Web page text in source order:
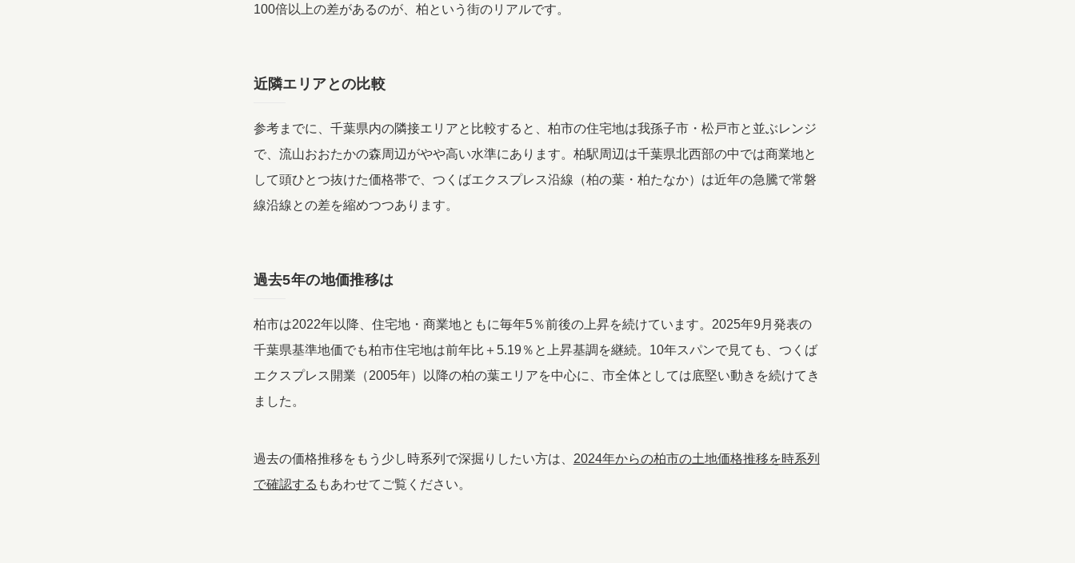
100倍以上の差があるのが、柏という街のリアルです。
近隣エリアとの比較
参考までに、千葉県内の隣接エリアと比較すると、柏市の住宅地は我孫子市・松戸市と並ぶレンジ
で、流山おおたかの森周辺がやや高い水準にあります。柏駅周辺は千葉県北西部の中では商業地と
して頭ひとつ抜けた価格帯で、つくばエクスプレス沿線（柏の葉・柏たなか）は近年の急騰で常磐
線沿線との差を縮めつつあります。
過去5年の地価推移は
柏市は2022年以降、住宅地・商業地ともに毎年5％前後の上昇を続けています。2025年9月発表の
千葉県基準地価でも柏市住宅地は前年比＋5.19％と上昇基調を継続。10年スパンで見ても、つくば
エクスプレス開業（2005年）以降の柏の葉エリアを中心に、市全体としては底堅い動きを続けてき
ました。
過去の価格推移をもう少し時系列で深掘りしたい方は、 2024年からの柏市の土地価格推移を時系列
で確認する もあわせてご覧ください。